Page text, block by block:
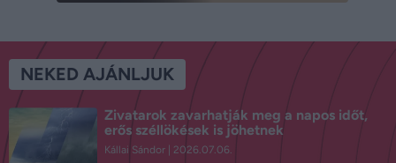
NEKED AJÁNLJUK
Zivatarok zavarhatják meg a napos időt,
erős széllökések is jöhetnek
Kállai Sándor 2026.07.06.